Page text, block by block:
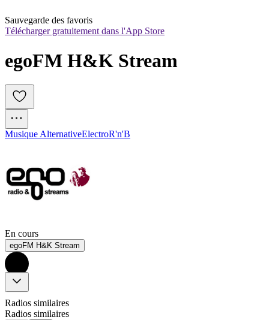
Sauvegarde des favoris
Télécharger gratuitement dans l'App Store
egoFM H&K Stream
Musique AlternativeElectroR'n'B
En cours
egoFM H&K Stream
Radios similaires
Radios similaires